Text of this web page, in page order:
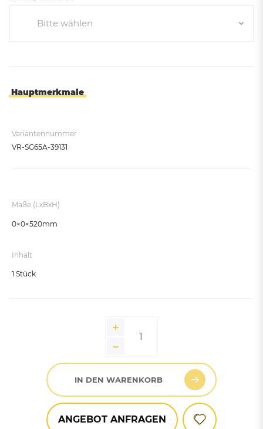
Bitte wählen
Antiksilber
Enzianblau-Silber
Hauptmerkmale
Variantennummer
VR-SG65A-39131
Maße (LxBxH)
0×0×520mm
Inhalt
1 Stück
IN DEN WARENKORB
ANGEBOT ANFRAGEN